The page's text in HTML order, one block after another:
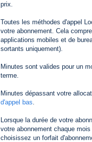
prix.
Toutes les méthodes d'appel
votre abonnement. Cela
applications mobiles et de
sortants uniquement).
Minutes sont valides pour un
terme.
Minutes dépassant votre
d'appel bas.
Lorsque la durée de votre
votre abonnement chaque
choisissez un forfait